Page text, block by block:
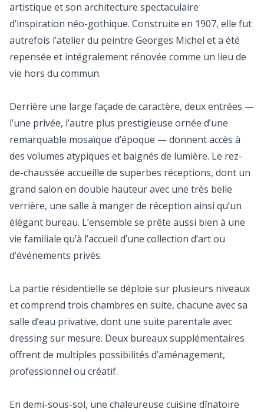
artistique et son architecture spectaculaire
d’inspiration néo-gothique. Construite en 1907, elle fut
autrefois l’atelier du peintre Georges Michel et a été
repensée et intégralement rénovée comme un lieu de
vie hors du commun.
Derrière une large façade de caractère, deux entrées —
l’une privée, l’autre plus prestigieuse ornée d’une
remarquable mosaïque d’époque — donnent accès à
des volumes atypiques et baignés de lumière. Le rez-
de-chaussée accueille de superbes réceptions, dont un
grand salon en double hauteur avec une très belle
verrière, une salle à manger de réception ainsi qu’un
élégant bureau. L’ensemble se prête aussi bien à une
vie familiale qu’à l’accueil d’une collection d’art ou
d’événements privés.
La partie résidentielle se déploie sur plusieurs niveaux
et comprend trois chambres en suite, chacune avec sa
salle d’eau privative, dont une suite parentale avec
dressing sur mesure. Deux bureaux supplémentaires
offrent de multiples possibilités d’aménagement,
professionnel ou créatif.
En demi-sous-sol, une chaleureuse cuisine dînatoire